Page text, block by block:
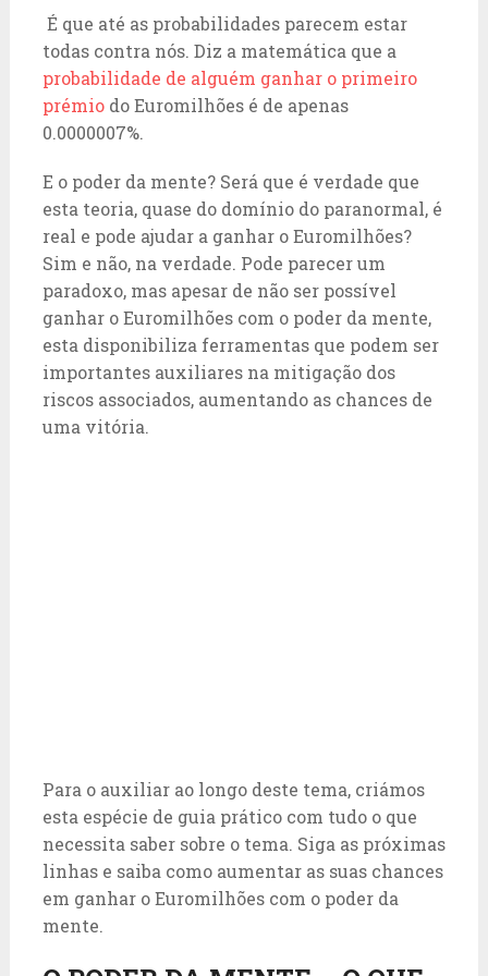
É que até as probabilidades parecem estar
todas contra nós. Diz a matemática que a
probabilidade de alguém ganhar o primeiro
prémiodo Euromilhões é de apenas
0.0000007%.
E o poder da mente? Será que é verdade que
esta teoria, quase do domínio do paranormal, é
real e pode ajudar a ganhar o Euromilhões?
Sim e não, na verdade. Pode parecer um
paradoxo, mas apesar de não ser possível
ganhar o Euromilhões com o poder da mente,
esta disponibiliza ferramentas que podem ser
importantes auxiliares na mitigação dos
riscos associados, aumentando as chances de
uma vitória.
Para o auxiliar ao longo deste tema, criámos
esta espécie de guia prático com tudo o que
necessita saber sobre o tema. Siga as próximas
linhas e saiba como aumentar as suas chances
em ganhar o Euromilhões com o poder da
mente.